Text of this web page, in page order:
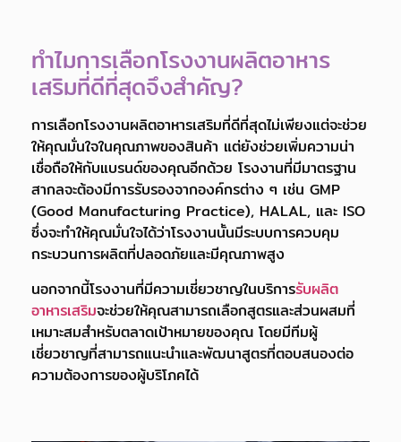
ทำไมการเลือกโรงงานผลิตอาหาร
เสริมที่ดีที่สุดจึงสำคัญ?
การเลือกโรงงานผลิตอาหารเสริมที่ดีที่สุดไม่เพียงแต่จะช่วย
ให้คุณมั่นใจในคุณภาพของสินค้า แต่ยังช่วยเพิ่มความน่า
เชื่อถือให้กับแบรนด์ของคุณอีกด้วย โรงงานที่มีมาตรฐาน
สากลจะต้องมีการรับรองจากองค์กรต่าง ๆ เช่น GMP
(Good Manufacturing Practice), HALAL, และ ISO
ซึ่งจะทำให้คุณมั่นใจได้ว่าโรงงานนั้นมีระบบการควบคุม
กระบวนการผลิตที่ปลอดภัยและมีคุณภาพสูง
นอกจากนี้โรงงานที่มีความเชี่ยวชาญในบริการรับผลิต
อาหารเสริมจะช่วยให้คุณสามารถเลือกสูตรและส่วนผสมที่
เหมาะสมสำหรับตลาดเป้าหมายของคุณ โดยมีทีมผู้
เชี่ยวชาญที่สามารถแนะนำและพัฒนาสูตรที่ตอบสนองต่อ
ความต้องการของผู้บริโภคได้